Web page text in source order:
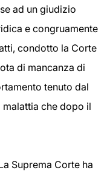
ad un giudizio
e congruamente
condotto la Corte
di mancanza di
tenuto dal
che dopo il
Suprema Corte ha